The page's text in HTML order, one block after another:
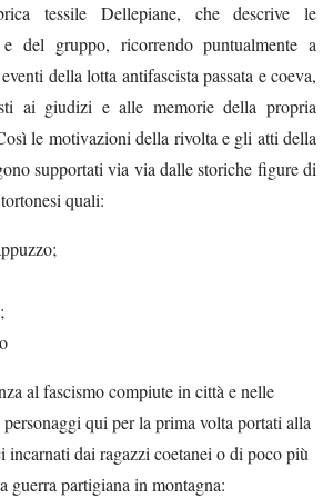
tessile Dellepiane, che descrive le
e del gruppo, ricorrendo puntualmente a
della lotta antifascista passata e coeva,
ai giudizi e alle memorie della propria
le motivazioni della rivolta e gli atti della
supportati via via dalle storiche figure di
quali:
al fascismo compiute in città e nelle
qui per la prima volta portati alla
incarnati dai ragazzi coetanei o di poco più
guerra partigiana in montagna: